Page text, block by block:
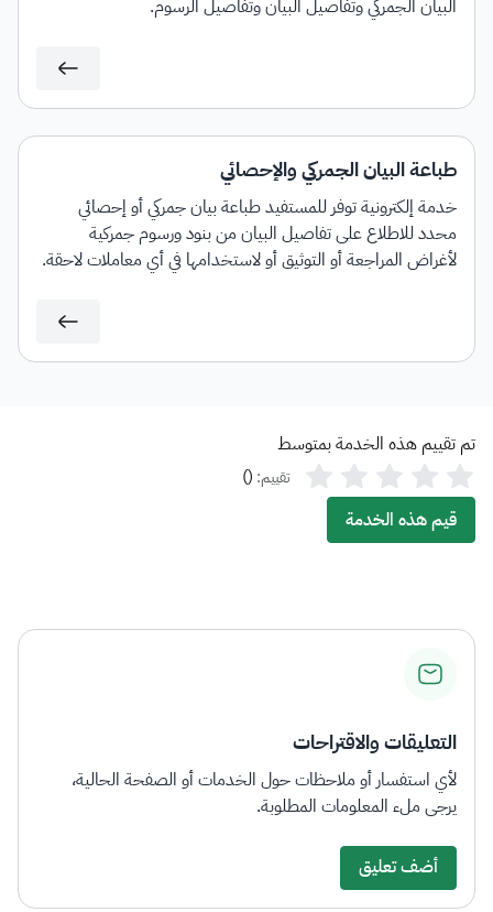
البيان الجمركي وتفاصيل البيان وتفاصيل الرسوم.
طباعة البيان الجمركي والإحصائي
خدمة إلكترونية توفر للمستفيد طباعة بيان جمركي أو إحصائي
محدد للاطلاع على تفاصيل البيان من بنود ورسوم جمركية
لأغراض المراجعة أو التوثيق أو لاستخدامها في أي معاملات لاحقة.
تم تقييم هذه الخدمة بمتوسط
تقييم: (
)
قيم هذه الخدمة
التعليقات والاقتراحات
لأي استفسار أو ملاحظات حول الخدمات أو الصفحة الحالية،
يرجى ملء المعلومات المطلوبة.
أضف تعليق